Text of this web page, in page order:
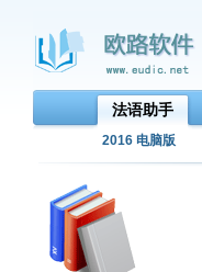
法语助手
2016 电脑版